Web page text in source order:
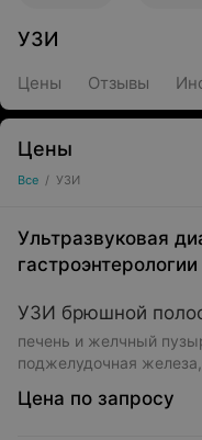
УЗИ
Цены Отзывы
Цены
Все / УЗИ
Ультразвуковая
гастроэнтерологии
УЗИ брюшной
печень и желчный
поджелудочная железа,
Цена по запросу